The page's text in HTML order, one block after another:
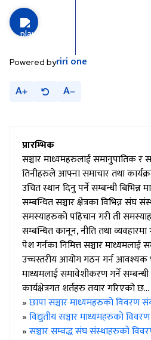
Powered byriri one
A A
प्रारम्भिक
सञ्चार माध्यमहरुलाई समानुपातिक र
तिनीहरुले आफ्ना समाचार तथा
उचित स्थान दिनु पर्ने सम्बन्धी
सम्बन्धित सञ्चार क्षेत्रका विभिन्न संघ
समस्याहरुको पहिचान गरी ती
सम्बन्धित कानून, नीति तथा व्यवहारमा
पेश गर्नका निमित्त सञ्चार माध्यमलाई
उच्चस्तरीय आयोग गठन गर्न आवश्यक
माध्यमलाई समावेशीकरण गर्ने
कार्यक्षेत्रगत शर्तहरु तयार गरिएको छ...
»छापा सञ्चार माध्यमहरुको विवरण
»विद्युतीय सञ्चार माध्यमहरुको
»सञ्चार सम्वद्ध संघ संस्थाहरुको